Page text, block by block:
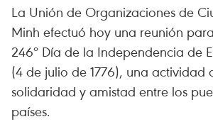
La Unión de Organizaciones de
Minh efectuó hoy una reunión
246º Día de la Independencia de
(4 de julio de 1776), una actividad
solidaridad y amistad entre los
países.